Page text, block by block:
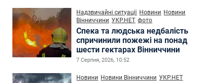
Надзвичайні ситуації Новини Новини
Вінниччини УКР.НЕТ фото
Спека та людська недбалість
спричинили пожежі на понад
шести гектарах Вінниччини
7 Серпня, 2026, 10:52
Новини Новини Вінниччини УКР.НЕТ